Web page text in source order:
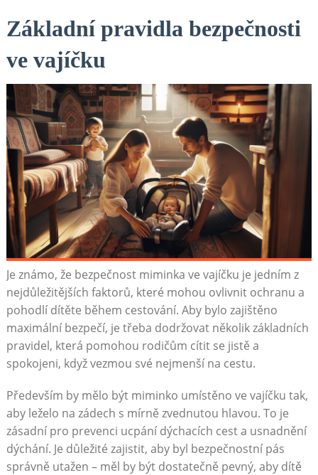
Základní pravidla bezpečnosti
ve vajíčku
Je známo, že bezpečnost miminka ve vajíčku je jedním z
nejdůležitějších faktorů, které mohou ovlivnit ochranu a
pohodlí dítěte během cestování. Aby bylo zajištěno
maximální bezpečí, je třeba dodržovat několik základních
pravidel, která pomohou rodičům cítit se jistě a
spokojeni, když vezmou své nejmenší na cestu.
Především by mělo být miminko umístěno ve vajíčku tak,
aby leželo na zádech s mírně zvednutou hlavou. To je
zásadní pro prevenci ucpání dýchacích cest a usnadnění
dýchání. Je důležité zajistit, aby byl bezpečnostní pás
správně utažen – měl by být dostatečně pevný, aby dítě